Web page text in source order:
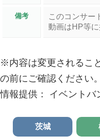
備考
このコンサー
動画はHP等に
※内容は変更されるこ
の前にご確認ください。
情報提供： イベントバ
茨城